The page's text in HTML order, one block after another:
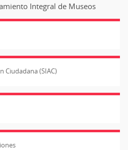
Integral de Museos
Ciudadana (SIAC)